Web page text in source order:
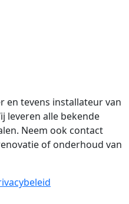
en tevens installateur van
leveren alle bekende
Neem ook contact
of onderhoud van